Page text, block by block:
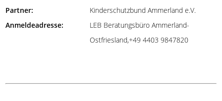
Partner:
Kinderschutzbund Ammerland e.V.
Anmeldeadresse:
LEB Beratungsbüro Ammerland-
Ostfriesland,+49 4403 9847820